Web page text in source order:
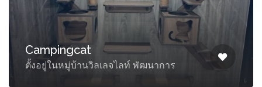
Campingcat
ตั้งอยู่ในหมู่บ้านวิลเลจไลท์ พัฒนาการ